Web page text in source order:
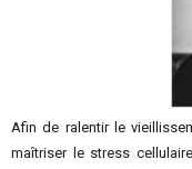
Afin de ralentir le
maîtriser le stress